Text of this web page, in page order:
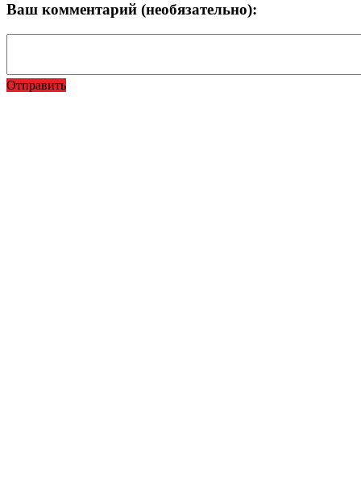
Ваш комментарий (необязательно):
Отправить